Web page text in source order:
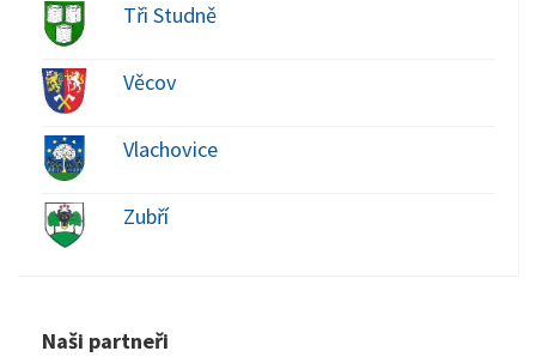
Tři Studně
Věcov
Vlachovice
Zubří
Naši partneři